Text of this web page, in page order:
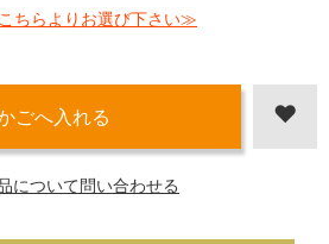
ちらよりお選び下さい≫
について問い合わせる